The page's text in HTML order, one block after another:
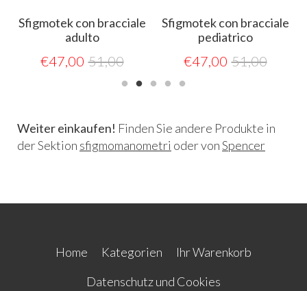
Sfigmotek con bracciale
adulto
€47,00 51,00
Sfigmotek con bracciale
pediatrico
€47,00 51,00
Weiter einkaufen! Finden Sie andere Produkte in
der Sektion sfigmomanometri oder vonSpencer
Home Kategorien
Ihr Warenkorb
Datenschutz und Cookies